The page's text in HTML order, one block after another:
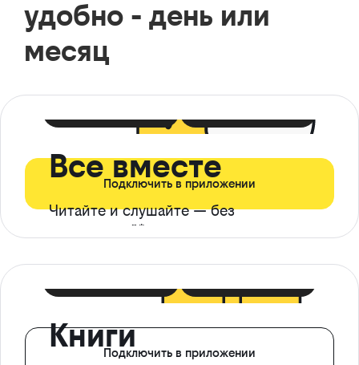
удобно - день или
месяц
Все вместе
Читайте и слушайте — без
ограничений*
Подключить в приложении
КнигиПодключить в приложении